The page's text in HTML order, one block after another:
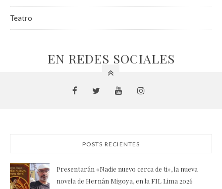
Teatro
EN REDES SOCIALES
POSTS RECIENTES
Presentarán «Nadie nuevo cerca de ti», la nueva
novela de Hernán Migoya, en la FIL Lima 2026